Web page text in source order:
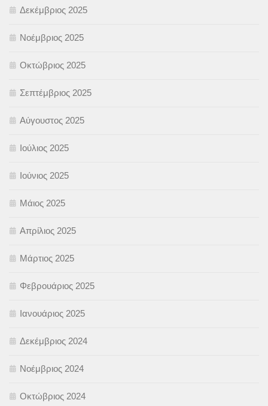
Δεκέμβριος 2025
Νοέμβριος 2025
Οκτώβριος 2025
Σεπτέμβριος 2025
Αύγουστος 2025
Ιούλιος 2025
Ιούνιος 2025
Μάιος 2025
Απρίλιος 2025
Μάρτιος 2025
Φεβρουάριος 2025
Ιανουάριος 2025
Δεκέμβριος 2024
Νοέμβριος 2024
Οκτώβριος 2024